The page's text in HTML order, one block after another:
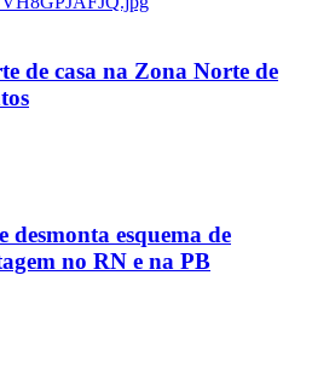
de casa na Zona Norte de
desmonta esquema de
no RN e na PB